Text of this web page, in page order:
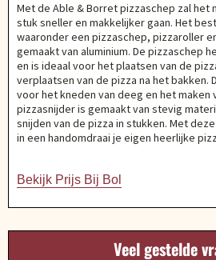
Met de Able & Borret pizzaschep zal het
stuk sneller en makkelijker gaan. Het
waaronder een pizzaschep, pizzaroller
gemaakt van aluminium. De pizzaschep
en is ideaal voor het plaatsen van de
verplaatsen van de pizza na het bakken.
voor het kneden van deeg en het maken
pizzasnijder is gemaakt van stevig
snijden van de pizza in stukken. Met
in een handomdraai je eigen heerlijke
Bekijk Prijs Bij Bol
Veel gestelde